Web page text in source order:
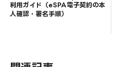
利用ガイド（eSPA電子契約の本
人確認・署名手順）